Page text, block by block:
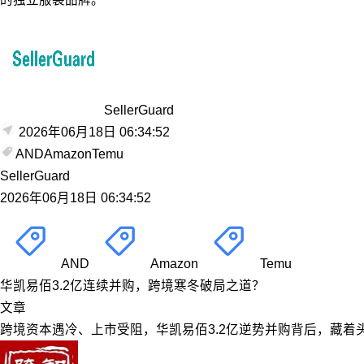
SellerGuard
2026年06月18日 06:34:52
ANDAmazonTemu
SellerGuard
2026年06月18日 06:34:52
AND Amazon
Temu
华凯易佰3.2亿连续并购，跨境寒冬破局之道？
文章
跨境资本遇冷、上市受阻，华凯易佰3.2亿逆势并购背后，藏着